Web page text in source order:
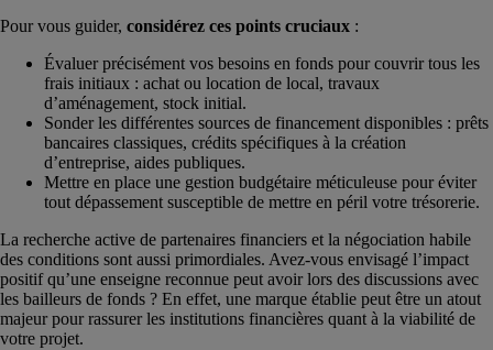
Pour vous guider, considérez ces points cruciaux :
Évaluer précisément vos besoins en fonds pour couvrir tous les
frais initiaux : achat ou location de local, travaux
d’aménagement, stock initial.
Sonder les différentes sources de financement disponibles : prêts
bancaires classiques, crédits spécifiques à la création
d’entreprise, aides publiques.
Mettre en place une gestion budgétaire méticuleuse pour éviter
tout dépassement susceptible de mettre en péril votre trésorerie.
La recherche active de partenaires financiers et la négociation habile
des conditions sont aussi primordiales. Avez-vous envisagé l’impact
positif qu’une enseigne reconnue peut avoir lors des discussions avec
les bailleurs de fonds ? En effet, une marque établie peut être un atout
majeur pour rassurer les institutions financières quant à la viabilité de
votre projet.